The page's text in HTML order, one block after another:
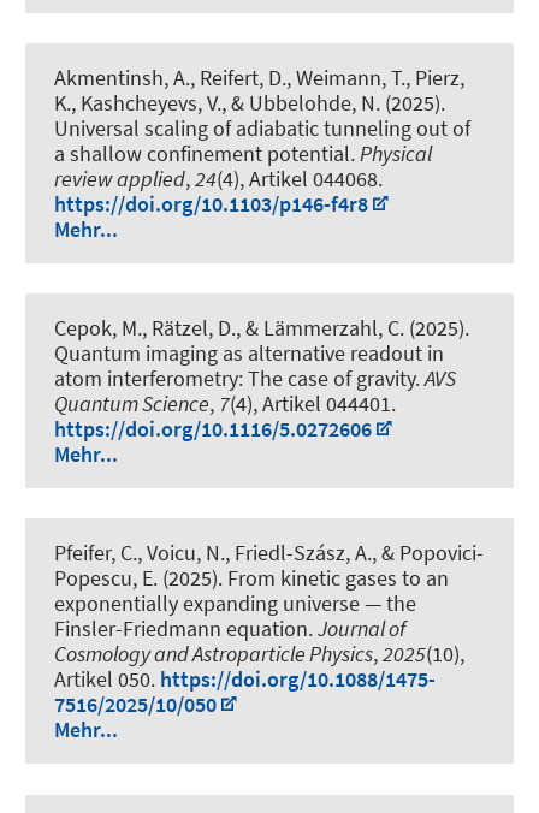
Akmentinsh, A., Reifert, D., Weimann, T., Pierz,
K., Kashcheyevs, V., & Ubbelohde, N. (2025).
Universal scaling of adiabatic tunneling out of
a shallow confinement potential.Physical
review applied,24(4), Artikel 044068.
https://doi.org/10.1103/p146-f4r8
Mehr...
Cepok, M., Rätzel, D., & Lämmerzahl, C. (2025).
Quantum imaging as alternative readout in
atom interferometry: The case of gravity.AVS
Quantum Science, 7(4), Artikel 044401.
https://doi.org/10.1116/5.0272606
Mehr...
Pfeifer, C., Voicu, N., Friedl-Szász, A., & Popovici-
Popescu, E. (2025). From kinetic gases to an
exponentially expanding universe — the
Finsler-Friedmann equation.Journal of
Cosmology and Astroparticle Physics,2025(10),
Artikel 050. https://doi.org/10.1088/1475-
7516/2025/10/050
Mehr...